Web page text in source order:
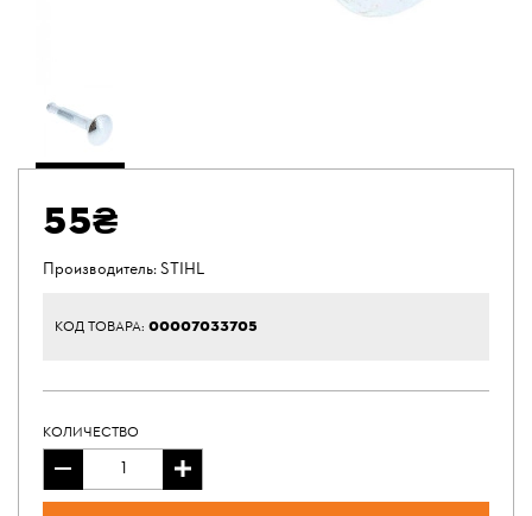
55₴
Производитель:STIHL
КОД ТОВАРА: 00007033705
КОЛИЧЕСТВО